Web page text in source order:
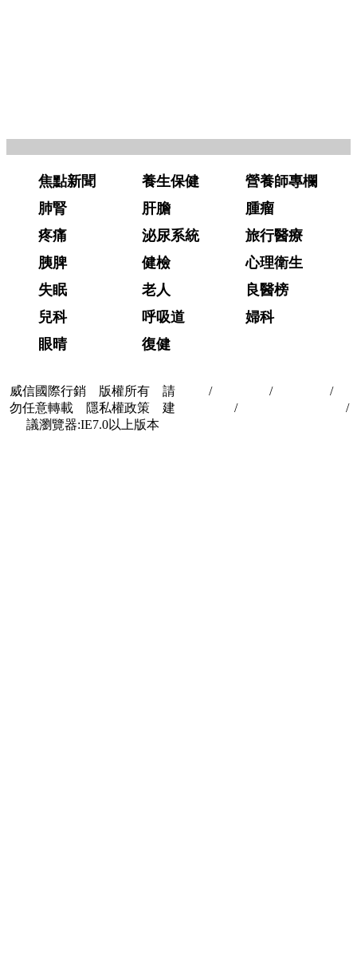
焦點新聞 養生保健
營養師專欄
肺腎
肝膽
腫瘤
疼痛
泌尿系統
旅行醫療
胰脾
健檢
心理衛生
失眠
老人
良醫榜
兒科
呼吸道
婦科
眼晴
復健
威信國際行銷 版權所有 請
勿任意轉載 隱私權政策 建
議瀏覽器:IE7.0以上版本
/ / /
/
/